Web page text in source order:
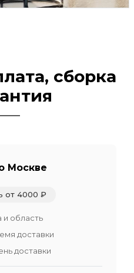
сборка
Москве
от 4000 ₽
область
доставки
доставки